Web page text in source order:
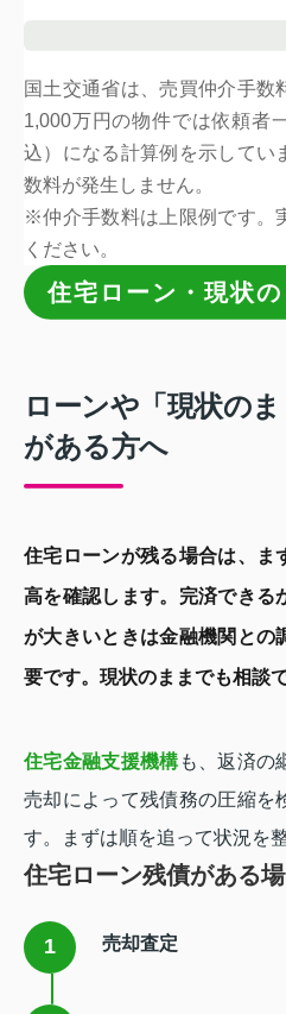
国土交通省は、売買仲介手数
1,000万円の物件では依頼者
込）になる計算例を示してい
数料が発生しません。
※仲介手数料は上限例です。
ください。
住宅ローン・現状の
ローンや「現状の
がある方へ
住宅ローンが残る場合は、ま
高を確認します。完済できる
が大きいときは金融機関との
要です。現状のままでも相談
住宅金融支援機構 も、返済の
売却によって残債務の圧縮を
す。まずは順を追って状況を
住宅ローン残債がある
1 売却査定